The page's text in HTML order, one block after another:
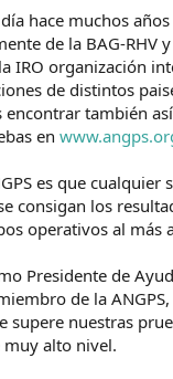
hace muchos
de la BAG-RHV
IRO organización
de distintos
encontrar también
en
es que cualquier
consigan los
operativos al más
Presidente de
de la
supere nuestras
alto nivel.